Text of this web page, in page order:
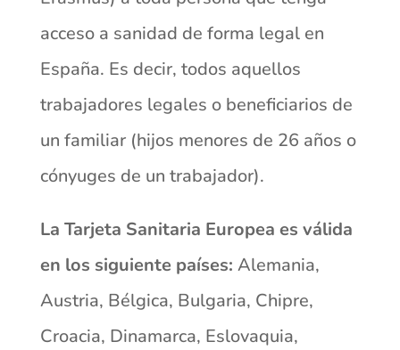
acceso a sanidad de forma legal en
España. Es decir, todos aquellos
trabajadores legales o beneficiarios de
un familiar (hijos menores de 26 años o
cónyuges de un trabajador).
La Tarjeta Sanitaria Europea es válida
en los siguiente países: Alemania,
Austria, Bélgica, Bulgaria, Chipre,
Croacia, Dinamarca, Eslovaquia,